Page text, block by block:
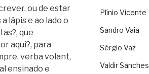
ou de estar
lápis e ao lado o
que
aqui?, para
verba volant,
ensinado e
Plínio Vicente
Sandro Vaia
Sérgio Vaz
Valdir Sanches